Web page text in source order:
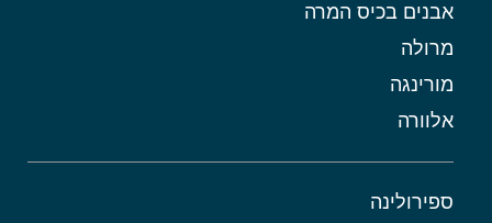
אבנים בכיס המרה
מרולה
מורינגה
אלוורה
ספירולינה